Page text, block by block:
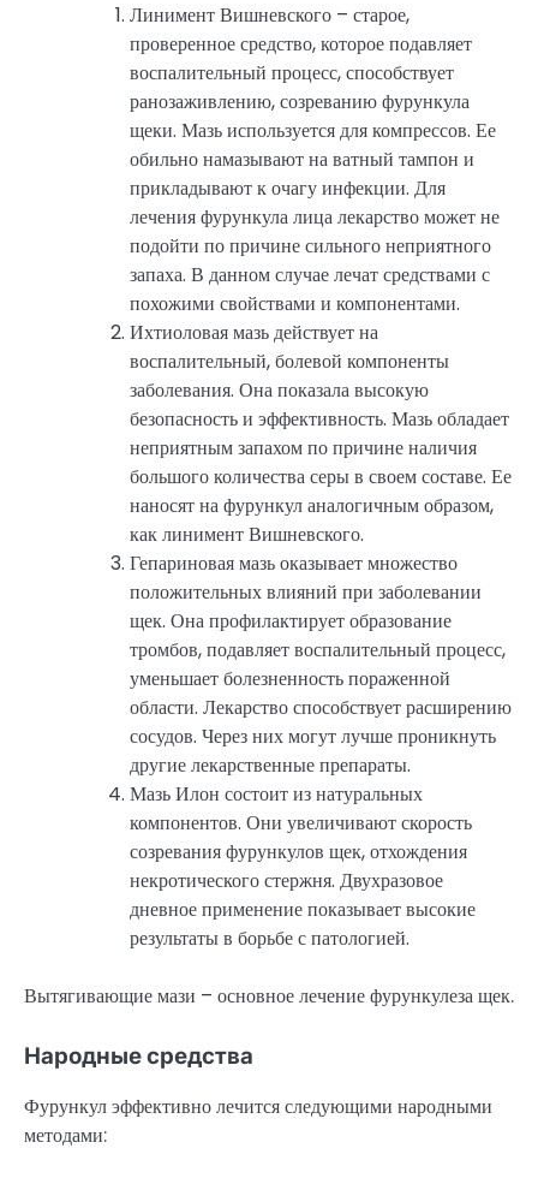
Линимент Вишневского – старое,
проверенное средство, которое подавляет
воспалительный процесс, способствует
ранозаживлению, созреванию фурункула
щеки. Мазь используется для компрессов. Ее
обильно намазывают на ватный тампон и
прикладывают к очагу инфекции. Для
лечения фурункула лица лекарство может не
подойти по причине сильного неприятного
запаха. В данном случае лечат средствами с
похожими свойствами и компонентами.
Ихтиоловая мазь действует на
воспалительный, болевой компоненты
заболевания. Она показала высокую
безопасность и эффективность. Мазь обладает
неприятным запахом по причине наличия
большого количества серы в своем составе. Ее
наносят на фурункул аналогичным образом,
как линимент Вишневского.
Гепариновая мазь оказывает множество
положительных влияний при заболевании
щек. Она профилактирует образование
тромбов, подавляет воспалительный процесс,
уменьшает болезненность пораженной
области. Лекарство способствует расширению
сосудов. Через них могут лучше проникнуть
другие лекарственные препараты.
Мазь Илон состоит из натуральных
компонентов. Они увеличивают скорость
созревания фурункулов щек, отхождения
некротического стержня. Двухразовое
дневное применение показывает высокие
результаты в борьбе с патологией.
Вытягивающие мази – основное лечение фурункулеза щек.
Народные средства
Фурункул эффективно лечится следующими народными
методами: